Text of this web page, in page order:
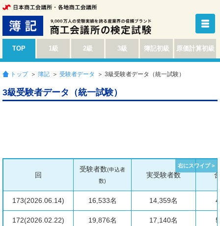
TOP 1級 2級 3級 簿記初級 原価計算初級
トップ ＞ 簿記 ＞ 受験者データ ＞ 3級受験者データ（統一試験）
3級受験者データ（統一試験）
回
受験者数(申込者
数)
実受験者数
173(2026.06.14) 16,533名 14,359名
172(2026.02.22) 19,876名 17,140名